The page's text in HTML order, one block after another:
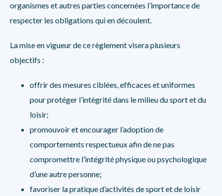
organismes et autres parties concernées l’importance de
respecter les obligations qui en découlent.
La mise en vigueur de ce règlement visera plusieurs
objectifs :
offrir des mesures ciblées, efficaces et uniformes
pour protéger l’intégrité dans le milieu du sport et du
loisir;
promouvoir et encourager l’adoption de
comportements respectueux afin de ne pas
compromettre l’intégrité physique ou psychologique
d’une autre personne;
favoriser la pratique d’activités de sport et de loisir